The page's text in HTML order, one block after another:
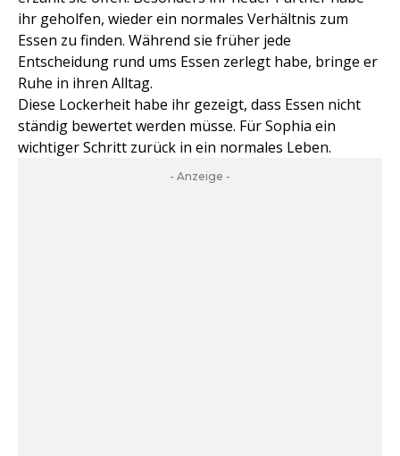
ihr geholfen, wieder ein normales Verhältnis zum
Essen zu finden. Während sie früher jede
Entscheidung rund ums Essen zerlegt habe, bringe er
Ruhe in ihren Alltag.
Diese Lockerheit habe ihr gezeigt, dass Essen nicht
ständig bewertet werden müsse. Für Sophia ein
wichtiger Schritt zurück in ein normales Leben.
- Anzeige -